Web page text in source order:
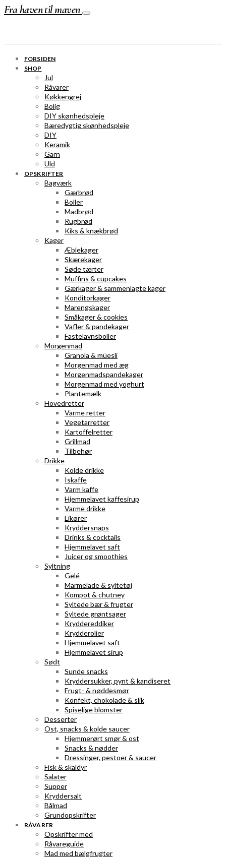
Fra haven til maven
FORSIDEN
SHOP
Jul
Råvarer
Køkkengrej
Bolig
DIY skønhedspleje
Bæredygtig skønhedspleje
DIY
Keramik
Garn
Uld
OPSKRIFTER
Bagværk
Gærbrød
Boller
Madbrød
Rugbrød
Kiks & knækbrød
Kager
Æblekager
Skærekager
Søde tærter
Muffins & cupcakes
Gærkager & sammenlagte kager
Konditorkager
Marengskager
Småkager & cookies
Vafler & pandekager
Fastelavnsboller
Morgenmad
Granola & müesli
Morgenmad med æg
Morgenmadspandekager
Morgenmad med yoghurt
Plantemælk
Hovedretter
Varme retter
Vegetarretter
Kartoffelretter
Grillmad
Tilbehør
Drikke
Kolde drikke
Iskaffe
Varm kaffe
Hjemmelavet kaffesirup
Varme drikke
Likører
Kryddersnaps
Drinks & cocktails
Hjemmelavet saft
Juicer og smoothies
Syltning
Gelé
Marmelade & syltetøj
Kompot & chutney
Syltede bær & frugter
Syltede grøntsager
Kryddereddiker
Krydderolier
Hjemmelavet saft
Hjemmelavet sirup
Sødt
Sunde snacks
Kryddersukker, pynt & kandiseret
Frugt- & nøddesmør
Konfekt, chokolade & slik
Spiselige blomster
Desserter
Ost, snacks & kolde saucer
Hjemmerørt smør & ost
Snacks & nødder
Dressinger, pestoer & saucer
Fisk & skaldyr
Salater
Supper
Kryddersalt
Bålmad
Grundopskrifter
RÅVARER
Opskrifter med
Råvareguide
Mad med bælgfrugter